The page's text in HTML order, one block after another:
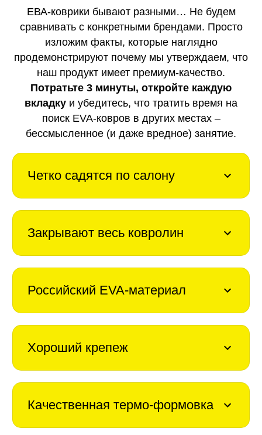
ЕВА-коврики бывают разными… Не будем
сравнивать с конкретными брендами. Просто
изложим факты, которые наглядно
продемонстрируют почему мы утверждаем, что
наш продукт имеет премиум-качество.
Потратьте 3 минуты, откройте каждую
вкладку и убедитесь, что тратить время на
поиск EVA-ковров в других местах –
бессмысленное (и даже вредное) занятие.
Четко садятся по салону
Закрывают весь ковролин
Российский EVA-материал
Хороший крепеж
Качественная термо-формовка